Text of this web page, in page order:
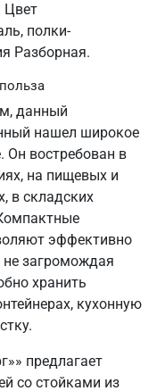
Цвет
полки-
Разборная.
данный
нашел широкое
Он востребован в
на пищевых и
в складских
эффективно
загромождая
хранить
кухонную
предлагает
со стойками из